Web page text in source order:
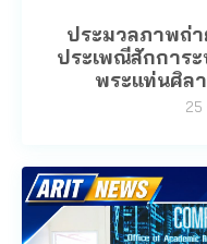
ประมวลภาพถ่
ประเพณีสักการ
พระแท่นศิล
25